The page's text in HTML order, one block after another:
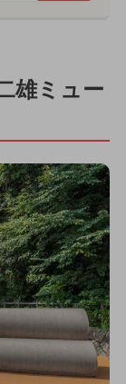
雄ミュー